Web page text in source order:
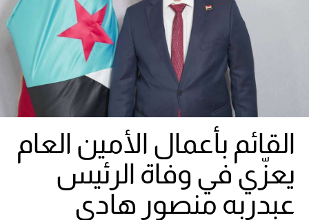
القائم بأعمال الأمين العام
يعزّي في وفاة الرئيس
عبدربه منصور هادي